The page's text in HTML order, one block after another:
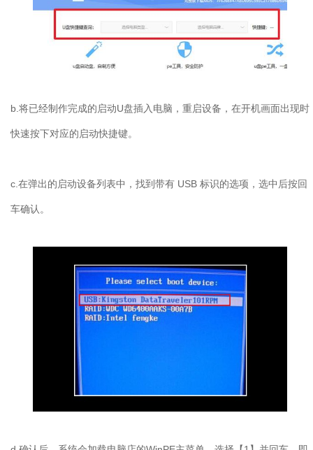
b.将已经制作完成的启动U盘插入电脑，重启设备，在开机画面出现时
快速按下对应的启动快捷键。
c.在弹出的启动设备列表中，找到带有 USB 标识的选项，选中后按回
车确认。